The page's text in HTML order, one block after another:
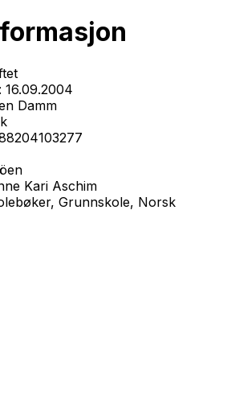
16.09.2004
Damm
Kari Aschim
Grunnskole, Norsk